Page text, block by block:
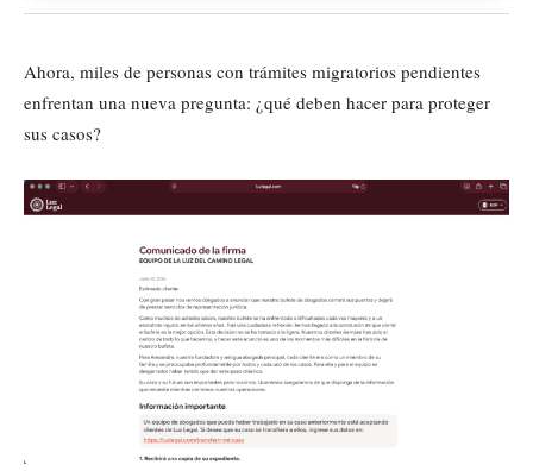
Ahora, miles de personas con trámites migratorios pendientes
enfrentan una nueva pregunta: ¿qué deben hacer para proteger
sus casos?